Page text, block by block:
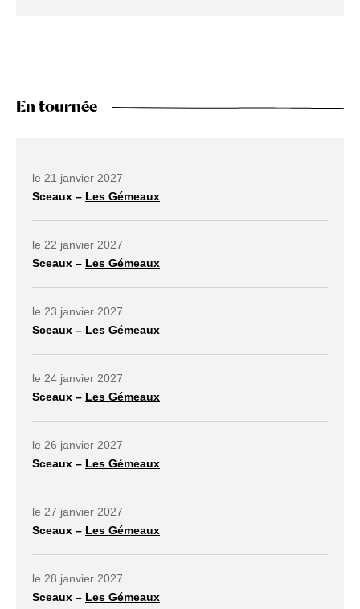
En tournée
le 21 janvier 2027
Sceaux – Les Gémeaux
le 22 janvier 2027
Sceaux – Les Gémeaux
le 23 janvier 2027
Sceaux – Les Gémeaux
le 24 janvier 2027
Sceaux – Les Gémeaux
le 26 janvier 2027
Sceaux – Les Gémeaux
le 27 janvier 2027
Sceaux – Les Gémeaux
le 28 janvier 2027
Sceaux – Les Gémeaux